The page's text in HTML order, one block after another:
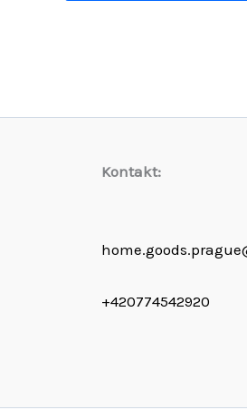
Kontakt:
+420774542920